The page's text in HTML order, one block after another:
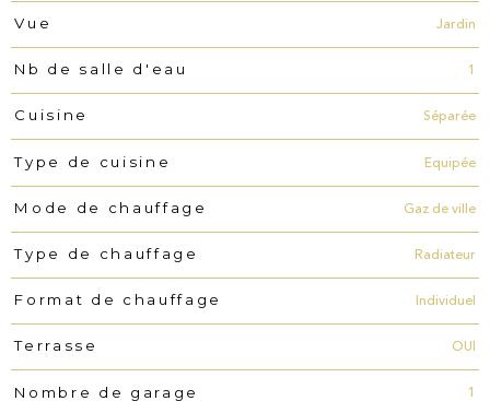
Vue Jardin
Nb de salle d'eau 1
Cuisine Séparée
Type de cuisine Equipée
Mode de chauffage Gaz de ville
Type de chauffage Radiateur
Format de chauffage Individuel
Terrasse OUI
Nombre de garage 1